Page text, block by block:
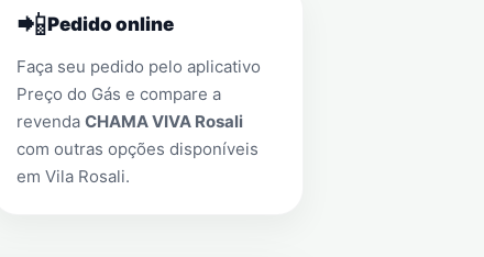
📲Pedido online
Faça seu pedido pelo aplicativo
Preço do Gás e compare a
revenda CHAMA VIVA Rosali
com outras opções disponíveis
em Vila Rosali.